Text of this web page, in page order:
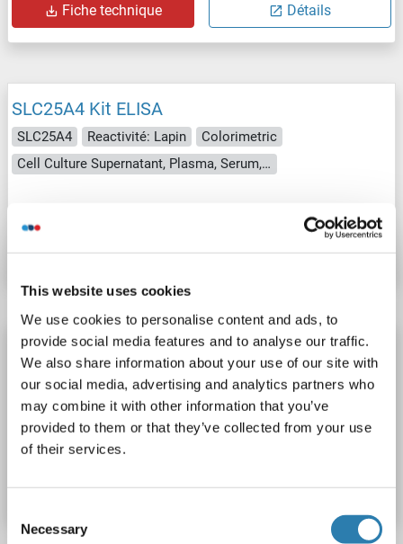
This website uses cookies
We use cookies to personalise content and ads, to
provide social media features and to analyse our traffic.
We also share information about your use of our site with
our social media, advertising and analytics partners who
may combine it with other information that you’ve
provided to them or that they’ve collected from your use
of their services.
Selection
Necessary
Fiche technique Détails
SLC25A4 Kit ELISA
SLC25A4 Reactivité: Lapin
Colorimetric
Cell Culture Supernatant, Plasma, Serum, Tissue Homogenate
Fiche technique Détails
SLC25A4 Kit ELISA
Colorimetric
Cell Culture Supernatant, Plasma, Serum, Tissue Homogenate
N° du produit ABIN1751233
Fiche technique Détails